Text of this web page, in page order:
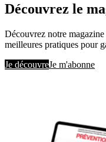
Découvrez le
Découvrez notre
meilleures pratiques pour
Je découvreJe m'abonne